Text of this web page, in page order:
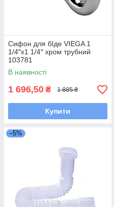
Сифон для бІде VIEGA 1
1/4″х1 1/4″ хром трубний
103781
В наявності
1 696,50 ₴ 1 885 ₴
Купити
–5%